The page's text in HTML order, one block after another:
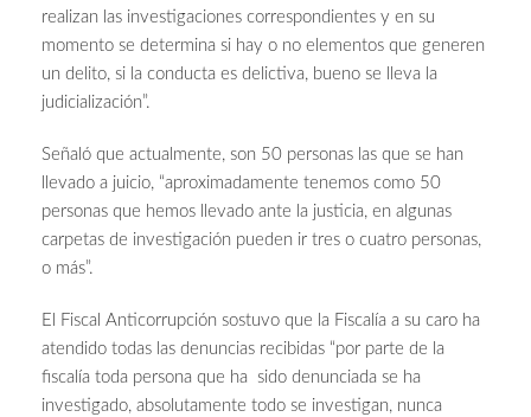
realizan las investigaciones correspondientes y en su
momento se determina si hay o no elementos que generen
un delito, si la conducta es delictiva, bueno se lleva la
judicialización”.
Señaló que actualmente, son 50 personas las que se han
llevado a juicio, “aproximadamente tenemos como 50
personas que hemos llevado ante la justicia, en algunas
carpetas de investigación pueden ir tres o cuatro personas,
o más”.
El Fiscal Anticorrupción sostuvo que la Fiscalía a su caro ha
atendido todas las denuncias recibidas “por parte de la
fiscalía toda persona que ha sido denunciada se ha
investigado, absolutamente todo se investigan, nunca